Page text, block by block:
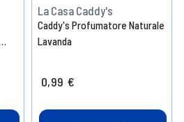
La Casa Caddy's
Caddy's Profumatore Naturale
Lavanda
0,99 €